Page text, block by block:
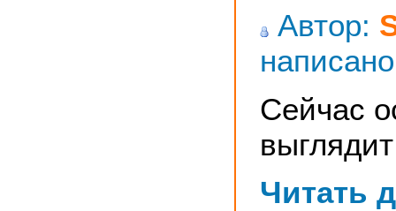
Автор:
Сейчас
Читать